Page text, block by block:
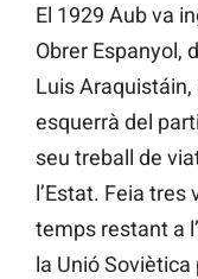
El 1929 Aub va
Obrer Espanyol,
Luis
esquerrà del
seu treball de
l’Estat. Feia tres
temps restant a
la Unió Soviètica